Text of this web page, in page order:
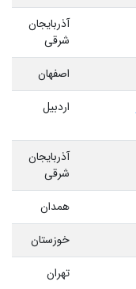
آذربایجان
شرقی
اصفهان
اردبیل
آذربایجان
شرقی
همدان
خوزستان
تهران